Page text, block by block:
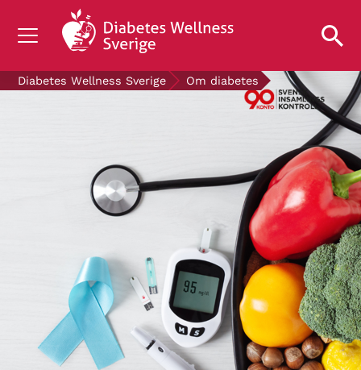
OM DIABETES
NYHETER & EVENT
Blodsockerkollen
Diabetes Wellness Sverige Om diabetes